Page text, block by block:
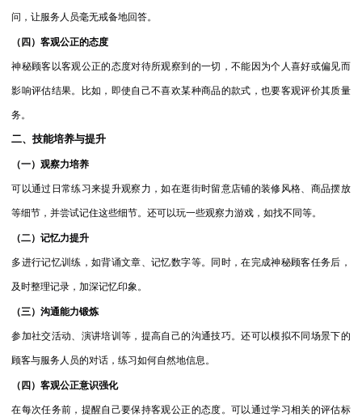
问，让服务人员毫无戒备地回答。
（四）客观公正的态度
神秘顾客以客观公正的态度对待所观察到的一切，不能因为个人喜好或偏见而
影响评估结果。比如，即使自己不喜欢某种商品的款式，也要客观评价其质量
务。
二、技能培养与提升
（一）观察力培养
可以通过日常练习来提升观察力，如在逛街时留意店铺的装修风格、商品摆放
等细节，并尝试记住这些细节。还可以玩一些观察力游戏，如找不同等。
（二）记忆力提升
多进行记忆训练，如背诵文章、记忆数字等。同时，在完成神秘顾客任务后，
及时整理记录，加深记忆印象。
（三）沟通能力锻炼
参加社交活动、演讲培训等，提高自己的沟通技巧。还可以模拟不同场景下的
顾客与服务人员的对话，练习如何自然地信息。
（四）客观公正意识强化
在每次任务前，提醒自己要保持客观公正的态度。可以通过学习相关的评估标